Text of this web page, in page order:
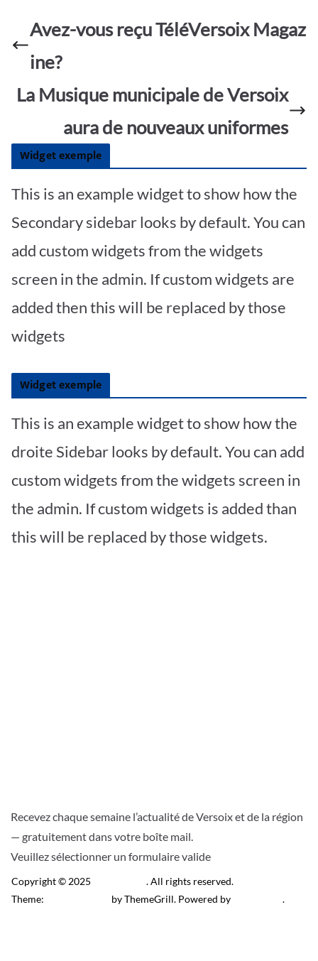
Widget exemple
This is an example widget to show how the
Secondary sidebar looks by default. You can
add custom widgets from the widgets
screen in the admin. If custom widgets are
added then this will be replaced by those
widgets
o
o
k
A
e
g
Avez-vous reçu TéléVersoix Magaz
ine?
La Musique municipale de Versoix
aura de nouveaux uniformes
Widget exemple
This is an example widget to show how the
droite Sidebar looks by default. You can add
custom widgets from the widgets screen in
the admin. If custom widgets is added than
this will be replaced by those widgets.
Recevez chaque semaine l’actualité de Versoix et de la région
— gratuitement dans votre boîte mail.
Veuillez sélectionner un formulaire valide
Copyright © 2025
. All rights reserved.
Theme:
by ThemeGrill. Powered by .